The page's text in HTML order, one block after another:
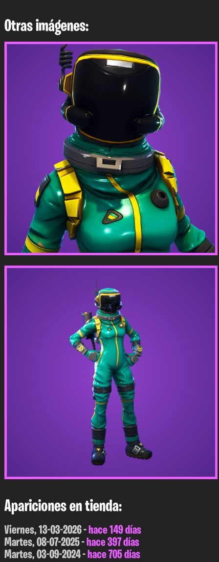
Otras imágenes:
Apariciones en tienda:
Viernes, 13-03-2026 -hace 149 días
Martes, 08-07-2025 -hace 397 días
Martes, 03-09-2024 -hace 705 días